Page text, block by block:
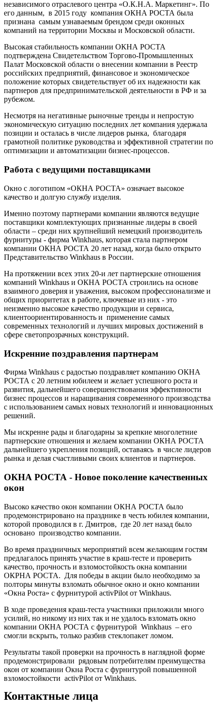
независимого отраслевого центра «О.К.Н.А. Маркетинг». По
его данным, в 2015 году компания ОКНА РОСТА была
признана самым узнаваемым брендом среди оконных
компаний на территории Москвы и Московской области.
Высокая стабильность компании ОКНА РОСТА
подтверждена Свидетельством Торгово-Промышленных
Палат Московской области о внесении компании в Реестр
российских предприятий, финансовое и экономическое
положение которых свидетельствует об их надежности как
партнеров для предпринимательской деятельности в РФ и за
рубежом.
Несмотря на негативные рыночные тренды и непростую
экономическую ситуацию последних лет компания удержала
позиции и осталась в числе лидеров рынка, благодаря
грамотной политике руководства и эффективной стратегии по
оптимизации и автоматизации бизнес-процессов.
Работа с ведущими поставщиками
Окно с логотипом «ОКНА РОСТА» означает высокое
качество и долгую службу изделия.
Именно поэтому партнерами компании являются ведущие
поставщики комплектующих признанные лидеры в своей
области – среди них крупнейший немецкий производитель
фурнитуры - фирма Winkhaus, которая стала партнером
компании ОКНА РОСТА 20 лет назад, когда было открыто
Представительство Winkhaus в России.
На протяжении всех этих 20-и лет партнерские отношения
компаний Winkhaus и ОКНА РОСТА строились на основе
взаимного доверия и уважения, высоком профессионализме и
общих приоритетах в работе, ключевые из них - это
неизменно высокое качество продукции и сервиса,
клиентоориентированность и применение самых
современных технологий и лучших мировых достижений в
сфере светопрозрачных конструкций.
Искренние поздравления партнерам
Фирма Winkhaus с радостью поздравляет компанию ОКНА
РОСТА с 20 летним юбилеем и желает успешного роста и
развития, дальнейшего совершенствования эффективности
бизнес процессов и наращивания современного производства
с использованием самых новых технологий и инновационных
решений.
Мы искренне рады и благодарны за крепкие многолетние
партнерские отношения и желаем компании ОКНА РОСТА
дальнейшего укрепления позиций, оставаясь в числе лидеров
рынка и делая счастливыми своих клиентов и партнеров.
ОКНА РОСТА - Новое поколение качественных
окон
Высоко качество окон компании ОКНА РОСТА было
продемонстрировано на празднике в честь юбилея компании,
которой проводился в г. Дмитров, где 20 лет назад было
основано производство компании.
Во время праздничных мероприятий всем желающим гостям
предлагалось принять участие в краш-тесте и проверить
качество, прочность и взломостойкость окна компании
ОКРНА РОСТА. Для победы в акции было необходимо за
полторы минуты взломать обычное окно и окно компании
«Окна Роста» с фурнитурой activPilot от Winkhaus.
В ходе проведения краш-теста участники приложили много
усилий, но никому из них так и не удалось взломать окно
компании ОКНА РОСТА с фурнитурой Winkhaus – его
смогли вскрыть, только разбив стеклопакет ломом.
Результаты такой проверки на прочность в наглядной форме
продемонстрировали рядовым потребителям преимущества
окон от компании Окна Роста с фурнитурой повышенной
взломостойкости activPilot от Winkhaus.
Контактные лица